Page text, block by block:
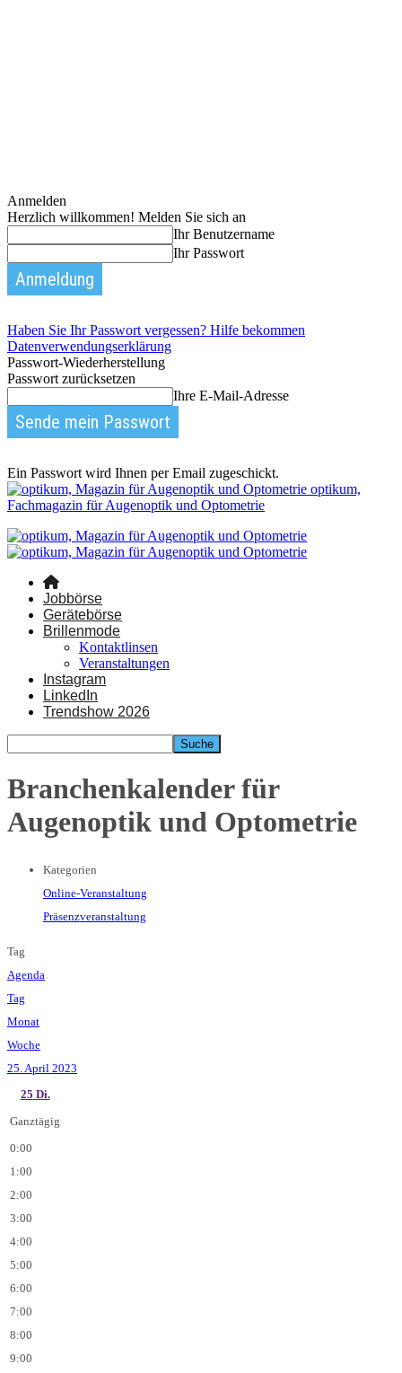
Anmelden
Herzlich willkommen! Melden Sie sich an
Ihr Benutzername
Ihr Passwort
Haben Sie Ihr Passwort vergessen? Hilfe bekommen
Datenverwendungserklärung
Passwort-Wiederherstellung
Passwort zurücksetzen
Ihre E-Mail-Adresse
Ein Passwort wird Ihnen per Email zugeschickt.
optikum,
Fachmagazin für Augenoptik und Optometrie
Jobbörse
Gerätebörse
Brillenmode
Kontaktlinsen
Veranstaltungen
Instagram
LinkedIn
Trendshow 2026
Branchenkalender für
Augenoptik und Optometrie
Kategorien
Online-Veranstaltung
Präsenzveranstaltung
Tag
Agenda
Tag
Monat
Woche
25. April 2023
25 Di.
Ganztägig
0:00
1:00
2:00
3:00
4:00
5:00
6:00
7:00
8:00
9:00